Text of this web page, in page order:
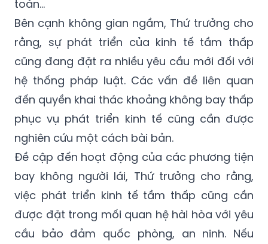
toàn…
Bên cạnh không gian ngầm, Thứ trưởng cho
rằng, sự phát triển của kinh tế tầm thấp
cũng đang đặt ra nhiều yêu cầu mới đối với
hệ thống pháp luật. Các vấn đề liên quan
đến quyền khai thác khoảng không bay thấp
phục vụ phát triển kinh tế cũng cần được
nghiên cứu một cách bài bản.
Đề cập đến hoạt động của các phương tiện
bay không người lái, Thứ trưởng cho rằng,
việc phát triển kinh tế tầm thấp cũng cần
được đặt trong mối quan hệ hài hòa với yêu
cầu bảo đảm quốc phòng, an ninh. Nếu